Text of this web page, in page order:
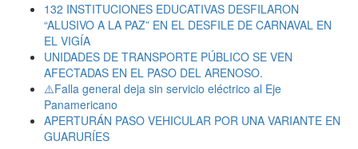
132 INSTITUCIONES EDUCATIVAS DESFILARON
“ALUSIVO A LA PAZ” EN EL DESFILE DE CARNAVAL EN
EL VIGÍA
UNIDADES DE TRANSPORTE PÚBLICO SE VEN
AFECTADAS EN EL PASO DEL ARENOSO.
⚠️Falla general deja sin servicio eléctrico al Eje
Panamericano
APERTURÁN PASO VEHICULAR POR UNA VARIANTE EN
GUARURÍES